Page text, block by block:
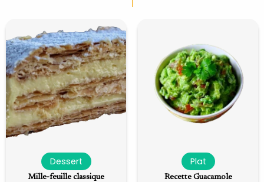
Dessert
Mille-feuille classique
Plat
Recette Guacamole